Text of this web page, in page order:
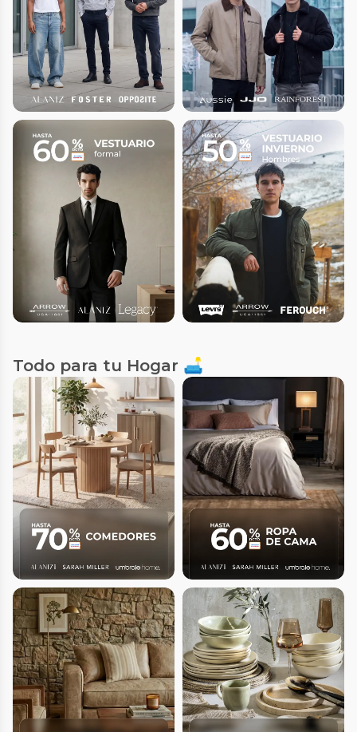
Todo para tu Hogar 🛋️